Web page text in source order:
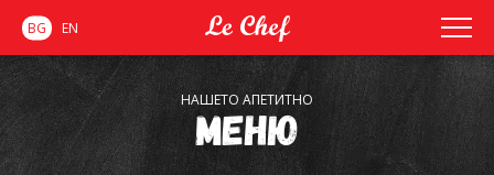
BG EN
НАШЕТО АПЕТИТНО
Меню